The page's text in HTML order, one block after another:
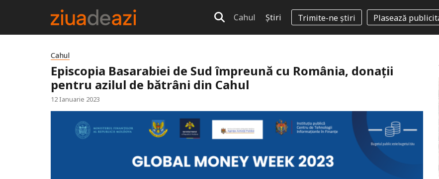
Cahul Știri Trimite-ne știri Plasează
Cahul
Episcopia Basarabiei de Sud împreună cu România, donații
pentru azilul de bătrâni din Cahul
12 Ianuarie 2023